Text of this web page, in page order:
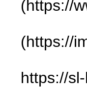
(https://
(https://
https://